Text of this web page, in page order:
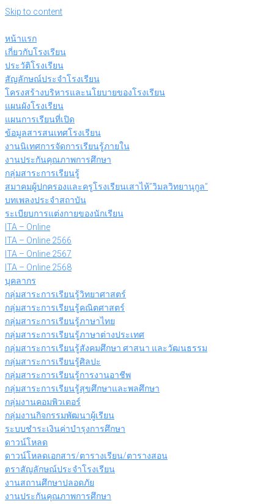
Skip to content
หน้าแรก
เกี่ยวกับโรงเรียน
ประวัติโรงเรียน
สัญลักษณ์ประจำโรงเรียน
โครงสร้างบริหารและนโยบายของโรงเรียน
แผนผังโรงเรียน
แผนการเรียนที่เปิด
ข้อมูลสารสนเทศโรงเรียน
งานนิเทศการจัดการเรียนรู้ภายใน
งานประกันคุณภาพการศึกษา
กลุ่มสาระการเรียนรู้
สมาคมผู้ปกครองและครูโรงเรียนเสาไห้”วิมลวิทยานุกูล”
บทเพลงประจำสถาบัน
ระเบียบการแต่งกายของนักเรียน
ITA – Online
ITA – Online 2566
ITA – Online 2567
ITA – Online 2568
บุคลากร
กลุ่มสาระการเรียนรู้วิทยาศาสตร์
กลุ่มสาระการเรียนรู้คณิตศาสตร์
กลุ่มสาระการเรียนรู้ภาษาไทย
กลุ่มสาระการเรียนรู้ภาษาต่างประเทศ
กลุ่มสาระการเรียนรู้สังคมศึกษา ศาสนา และวัฒนธรรม
กลุ่มสาระการเรียนรู้ศิลปะ
กลุ่มสาระการเรียนรู้การงานอาชีพ
กลุ่มสาระการเรียนรู้สุขศึกษาและพลศึกษา
กลุ่มงานคอมพิวเตอร์
กลุ่มงานกิจกรรมพัฒนาผู้เรียน
ระบบชำระเงินค่าบำรุงการศึกษา
ดาวน์โหลด
ดาวน์โหลดเอกสาร/ตารางเรียน/ตารางสอน
ตราสัญลักษณ์ประจำโรงเรียน
งานสถานศึกษาปลอดภัย
งานประกันคุณภาพการศึกษา